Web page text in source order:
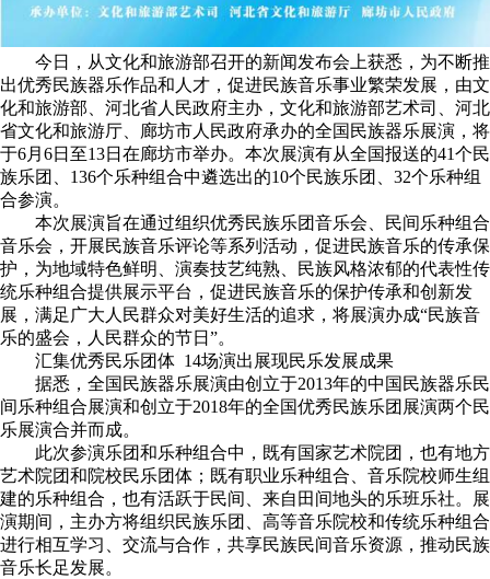
今日，从文化和旅游部召开的新闻发布会上获悉，为不断推
出优秀民族器乐作品和人才，促进民族音乐事业繁荣发展，由文
化和旅游部、河北省人民政府主办，文化和旅游部艺术司、河北
省文化和旅游厅、廊坊市人民政府承办的全国民族器乐展演，将
于6月6日至13日在廊坊市举办。本次展演有从全国报送的41个民
族乐团、136个乐种组合中遴选出的10个民族乐团、32个乐种组
合参演。
本次展演旨在通过组织优秀民族乐团音乐会、民间乐种组合
音乐会，开展民族音乐评论等系列活动，促进民族音乐的传承保
护，为地域特色鲜明、演奏技艺纯熟、民族风格浓郁的代表性传
统乐种组合提供展示平台，促进民族音乐的保护传承和创新发
展，满足广大人民群众对美好生活的追求，将展演办成“民族音
乐的盛会，人民群众的节日”。
汇集优秀民乐团体 14场演出展现民乐发展成果
据悉，全国民族器乐展演由创立于2013年的中国民族器乐民
间乐种组合展演和创立于2018年的全国优秀民族乐团展演两个民
乐展演合并而成。
此次参演乐团和乐种组合中，既有国家艺术院团，也有地方
艺术院团和院校民乐团体；既有职业乐种组合、音乐院校师生组
建的乐种组合，也有活跃于民间、来自田间地头的乐班乐社。展
演期间，主办方将组织民族乐团、高等音乐院校和传统乐种组合
进行相互学习、交流与合作，共享民族民间音乐资源，推动民族
音乐长足发展。